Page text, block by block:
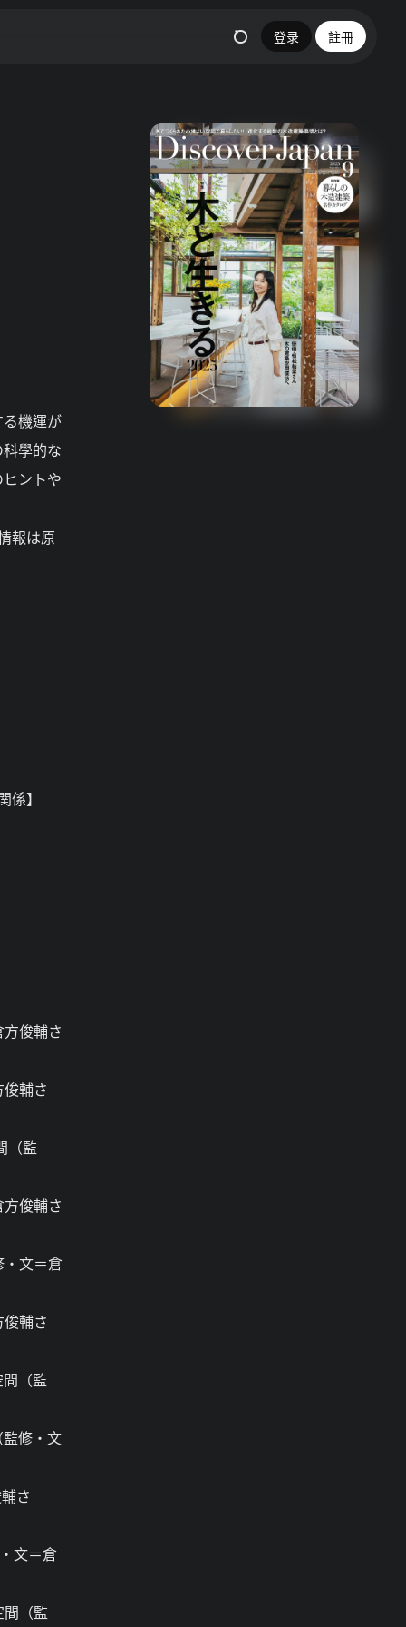
登录 註冊
機運が
學的な
ントや
報は原
】
俊輔さ
輔さ
（監
俊輔さ
文＝倉
輔さ
（監
修・文
さ
文＝倉
（監